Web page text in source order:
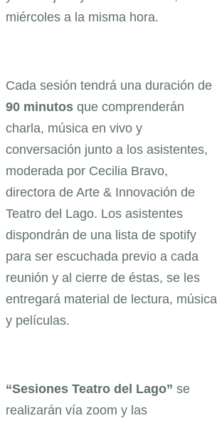
miércoles a la misma hora.
Cada sesión tendrá una duración de
90 minutos que comprenderán
charla, música en vivo y
conversación junto a los asistentes,
moderada por Cecilia Bravo,
directora de Arte & Innovación de
Teatro del Lago. Los asistentes
dispondrán de una lista de spotify
para ser escuchada previo a cada
reunión y al cierre de éstas, se les
entregará material de lectura, música
y películas.
“Sesiones Teatro del Lago” se
realizarán vía zoom y las